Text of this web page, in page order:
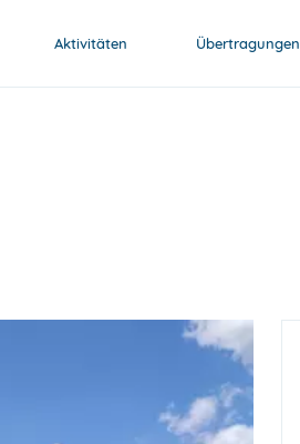
Aktivitäten Übertragungen